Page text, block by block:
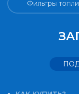
Фильтры